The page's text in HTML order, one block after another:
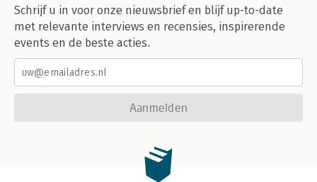
Schrijf u in voor onze nieuwsbrief en blijf up-to-date
met relevante interviews en recensies, inspirerende
events en de beste acties.
Aanmelden